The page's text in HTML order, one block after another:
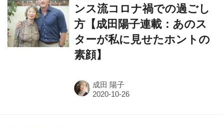
ンス流コロナ禍での過ごし
方【成田陽子連載：あのス
ターが私に見せたホントの
素顔】
成田 陽子